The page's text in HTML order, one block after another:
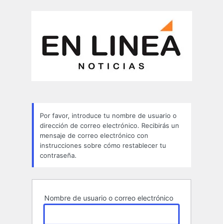
Por favor, introduce tu nombre de usuario o
dirección de correo electrónico. Recibirás un
mensaje de correo electrónico con
instrucciones sobre cómo restablecer tu
contraseña.
Nombre de usuario o correo electrónico